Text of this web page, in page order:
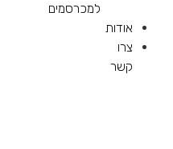
למכרסמים
אודות
צרו
קשר